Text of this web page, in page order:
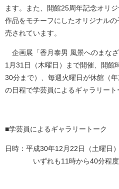
ます。また、開館25周年記念オリ
作品をモチーフにしたオリジナル
売されています。
企画展「香月泰男 風景へのまな
1月31日（木曜日）まで開催、開
30分まで）、毎週火曜日が休館（
の日程で学芸員によるギャラリート
■学芸員によるギャラリートーク
日時：平成30年12月22日（土曜日
いずれも11時から40分程度（